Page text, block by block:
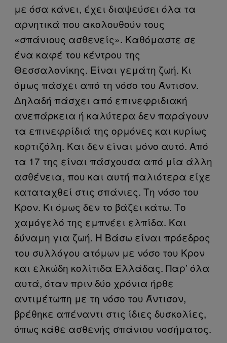
με όσα κάνει, έχει διαψεύσει όλα τα
αρνητικά που ακολουθούν τους
«σπάνιους ασθενείς». Καθόμαστε σε
ένα καφέ του κέντρου της
Θεσσαλονίκης. Είναι γεμάτη ζωή. Κι
όμως πάσχει από τη νόσο του Άντισον.
Δηλαδή πάσχει από επινεφριδιακή
ανεπάρκεια ή καλύτερα δεν παράγουν
τα επινεφρίδιά της ορμόνες και κυρίως
κορτιζόλη. Και δεν είναι μόνο αυτό. Από
τα 17 της είναι πάσχουσα από μία άλλη
ασθένεια, που και αυτή παλιότερα είχε
καταταχθεί στις σπάνιες. Τη νόσο του
Κρον. Κι όμως δεν το βάζει κάτω. Το
χαμόγελό της εμπνέει ελπίδα. Και
δύναμη για ζωή. Η Βάσω είναι πρόεδρος
του συλλόγου ατόμων με νόσο του Κρον
και ελκώδη κολίτιδα Ελλάδας. Παρ’ όλα
αυτά, όταν πριν δύο χρόνια ήρθε
αντιμέτωπη με τη νόσο του Άντισον,
βρέθηκε απέναντι στις ίδιες δυσκολίες,
όπως κάθε ασθενής σπάνιου νοσήματος.